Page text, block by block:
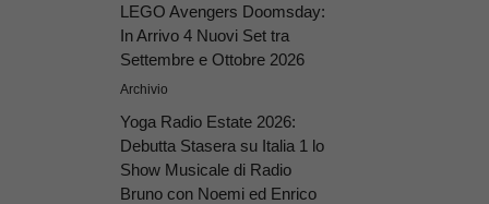
LEGO Avengers Doomsday:
In Arrivo 4 Nuovi Set tra
Settembre e Ottobre 2026
Archivio
Yoga Radio Estate 2026:
Debutta Stasera su Italia 1 lo
Show Musicale di Radio
Bruno con Noemi ed Enrico